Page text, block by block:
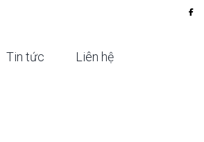
Tin tức Liên hệ